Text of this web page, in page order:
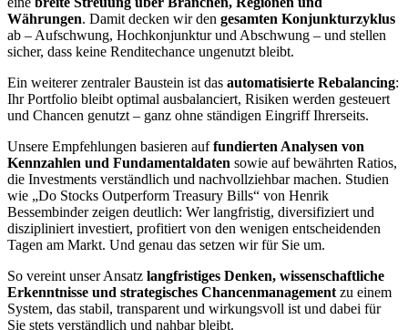
Währungen. Damit decken wir den gesamten Konjunkturzyklus
ab – Aufschwung, Hochkonjunktur und Abschwung – und stellen
sicher, dass keine Renditechance ungenutzt bleibt.
Ein weiterer zentraler Baustein ist das automatisierte Rebalancing:
Ihr Portfolio bleibt optimal ausbalanciert, Risiken werden gesteuert
und Chancen genutzt – ganz ohne ständigen Eingriff Ihrerseits.
Unsere Empfehlungen basieren auffundierten Analysen von
Kennzahlen und Fundamentaldaten sowie auf bewährten Ratios,
die Investments verständlich und nachvollziehbar machen. Studien
wie „Do Stocks Outperform Treasury Bills“ von Henrik
Bessembinder zeigen deutlich: Wer langfristig, diversifiziert und
diszipliniert investiert, profitiert von den wenigen entscheidenden
Tagen am Markt. Und genau das setzen wir für Sie um.
So vereint unser Ansatz langfristiges Denken, wissenschaftliche
Erkenntnisse und strategisches Chancenmanagementzu einem
System, das stabil, transparent und wirkungsvoll ist und dabei für
Sie stets verständlich und nahbar bleibt.